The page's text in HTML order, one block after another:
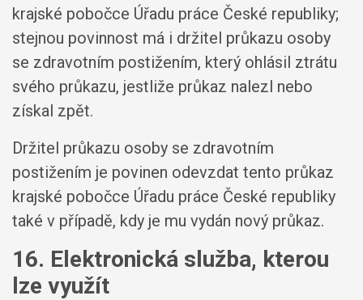
krajské pobočce Úřadu práce České republiky;
stejnou povinnost má i držitel průkazu osoby
se zdravotním postižením, který ohlásil ztrátu
svého průkazu, jestliže průkaz nalezl nebo
získal zpět.
Držitel průkazu osoby se zdravotním
postižením je povinen odevzdat tento průkaz
krajské pobočce Úřadu práce České republiky
také v případě, kdy je mu vydán nový průkaz.
16. Elektronická služba, kterou
lze využít